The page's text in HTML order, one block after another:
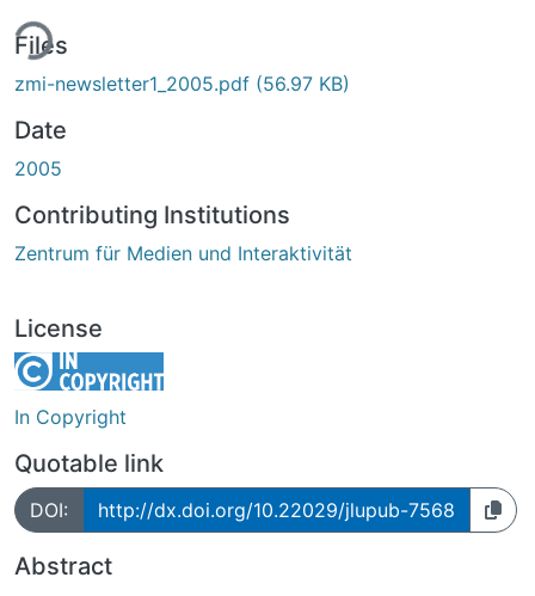
Files
zmi-newsletter1_2005.pdf (56.97 KB)
Date
2005
Contributing Institutions
Zentrum für Medien und Interaktivität
License
In Copyright
Quotable link
DOI: http://dx.doi.org/10.22029/jlupub-7568
Abstract